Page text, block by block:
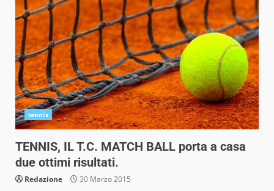
tennis
TENNIS, IL T.C. MATCH BALL porta a casa
due ottimi risultati.
Redazione 30 Marzo 2015